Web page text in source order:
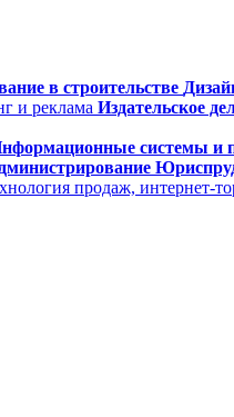
в строительстве
и реклама Издательское
системы и
продаж, интернет-